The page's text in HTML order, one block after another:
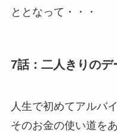
ととなって・・・
7話：二人きりのデ
人生で初めてアルバ
そのお金の使い道を